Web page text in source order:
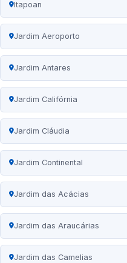
Itapoan
Jardim Aeroporto
Jardim Antares
Jardim Califórnia
Jardim Cláudia
Jardim Continental
Jardim das Acácias
Jardim das Araucárias
Jardim das Camelias